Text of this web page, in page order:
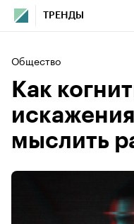
ТРЕНДЫ
Общество
Как
мыслить